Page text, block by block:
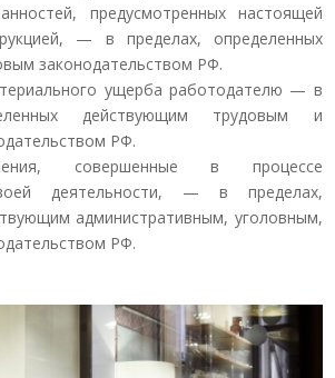
предусмотренных настоящей
— в пределах, определенных
законодательством РФ.
ущерба работодателю — в
действующим трудовым и
РФ.
совершенные в процессе
деятельности, — в пределах,
административным, уголовным,
РФ.